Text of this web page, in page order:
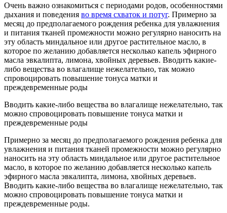
Очень важно ознакомиться с периодами родов, особенностями
дыхания и поведения во время схваток и потуг. Примерно за
месяц до предполагаемого рождения ребенка для увлажнения
и питания тканей промежности можно регулярно наносить на
эту область миндальное или другое растительное масло, в
которое по желанию добавляется несколько капель эфирного
масла эвкалипта, лимона, хвойных деревьев. Вводить какие-
либо вещества во влагалище нежелательно, так можно
спровоцировать повышение тонуса матки и
преждевременные роды
Вводить какие-либо вещества во влагалище нежелательно, так
можно спровоцировать повышение тонуса матки и
преждевременные роды
Примерно за месяц до предполагаемого рождения ребенка для
увлажнения и питания тканей промежности можно регулярно
наносить на эту область миндальное или другое растительное
масло, в которое по желанию добавляется несколько капель
эфирного масла эвкалипта, лимона, хвойных деревьев.
Вводить какие-либо вещества во влагалище нежелательно, так
можно спровоцировать повышение тонуса матки и
преждевременные роды.